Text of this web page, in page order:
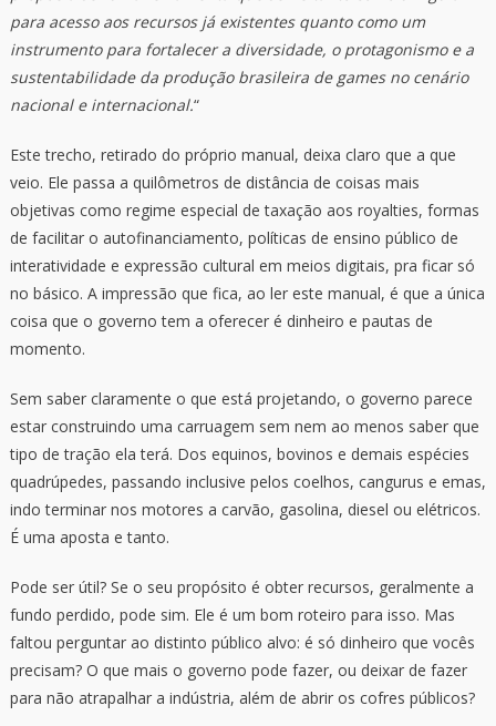
para acesso aos recursos já existentes quanto como um
instrumento para fortalecer a diversidade, o protagonismo e a
sustentabilidade da produção brasileira de games no cenário
nacional e internacional.“
Este trecho, retirado do próprio manual, deixa claro que a que
veio. Ele passa a quilômetros de distância de coisas mais
objetivas como regime especial de taxação aos royalties, formas
de facilitar o autofinanciamento, políticas de ensino público de
interatividade e expressão cultural em meios digitais, pra ficar só
no básico. A impressão que fica, ao ler este manual, é que a única
coisa que o governo tem a oferecer é dinheiro e pautas de
momento.
Sem saber claramente o que está projetando, o governo parece
estar construindo uma carruagem sem nem ao menos saber que
tipo de tração ela terá. Dos equinos, bovinos e demais espécies
quadrúpedes, passando inclusive pelos coelhos, cangurus e emas,
indo terminar nos motores a carvão, gasolina, diesel ou elétricos.
É uma aposta e tanto.
Pode ser útil? Se o seu propósito é obter recursos, geralmente a
fundo perdido, pode sim. Ele é um bom roteiro para isso. Mas
faltou perguntar ao distinto público alvo: é só dinheiro que vocês
precisam? O que mais o governo pode fazer, ou deixar de fazer
para não atrapalhar a indústria, além de abrir os cofres públicos?